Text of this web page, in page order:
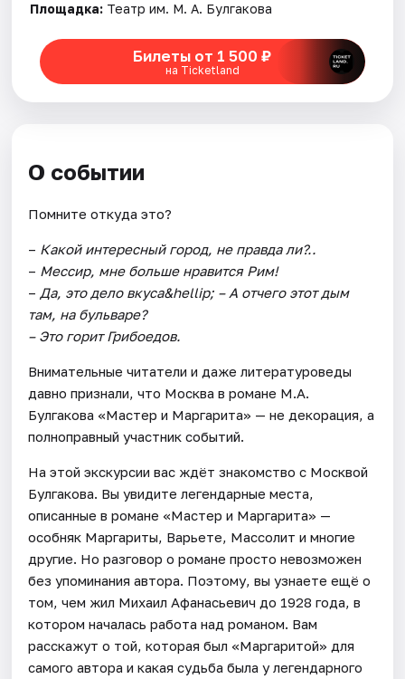
Площадка: Театр им. М. А. Булгакова
Билеты от 1 500 ₽
на Ticketland
О событии
Помните откуда это?
– Какой интересный город, не правда ли?..
– Мессир, мне больше нравится Рим!
– Да, это дело вкуса&hellip; – А отчего этот дым
там, на бульваре?
– Это горит Грибоедов.
Внимательные читатели и даже литературоведы
давно признали, что Москва в романе М.А.
Булгакова «Мастер и Маргарита» — не декорация, а
полноправный участник событий.
На этой экскурсии вас ждёт знакомство с Москвой
Булгакова. Вы увидите легендарные места,
описанные в романе «Мастер и Маргарита» —
особняк Маргариты, Варьете, Массолит и многие
другие. Но разговор о романе просто невозможен
без упоминания автора. Поэтому, вы узнаете ещё о
том, чем жил Михаил Афанасьевич до 1928 года, в
котором началась работа над романом. Вам
расскажут о той, которая был «Маргаритой» для
самого автора и какая судьба была у легендарного